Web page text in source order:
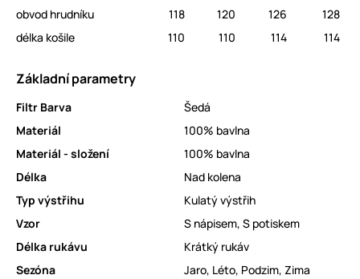
obvod hrudníku 118 120 126
128
délka košile
110 110 114 114
Základní parametry
Filtr Barva
Šedá
Materiál
100% bavlna
Materiál - složení
100% bavlna
Délka
Nad kolena
Typ výstřihu
Kulatý výstřih
Vzor
S nápisem, S potiskem
Délka rukávu
Krátký rukáv
Sezóna
Jaro, Léto, Podzim, Zima